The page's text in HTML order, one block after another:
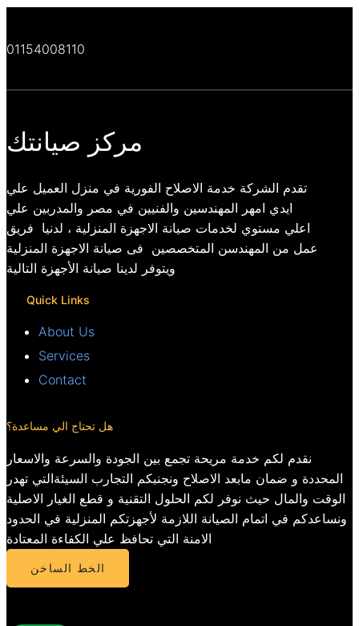
01154008110
مركز صيانتك
تقدم الشركة خدمة الاصلاح الفورية في منزل العميل علي
ايدي امهر المهندسين والفنيين في مصر والمدربين علي
اعلي مستوي لخدمات صيانة الاجهزة المنزلية ، لدنيا فريق
عمل من المهندسن المتخصصين فى صيانة الاجهزة المنزلية
ويتوفر لدينا صيانة الأجهزة التالية
Quick Links
About Us
Services
Contact
هل تحتاج الي مساعدة؟
نقدم لكم خدمة مريحة تجمع بين الجودة والسرعة والاسعار
المحددة و ضمان مابعد الاصلاح ونجنبكم التجارب السيئةالتي تهدر
الوقت والمال حيث نوفر لكم الحلول التقنية و قطع الغيار الاصلية
ونساعدكم في اتمام الصيانة اللازمة لأجهزتكم المنزلية في الحدود
الامنة التي تحافظ علي الكفاءة المعتادة
الخط الساخن